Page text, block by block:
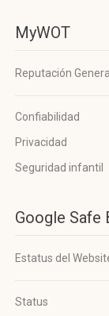
MyWOT
Reputación General
Confiabilidad
Privacidad
Seguridad infantil
Google Safe
Estatus del
Status